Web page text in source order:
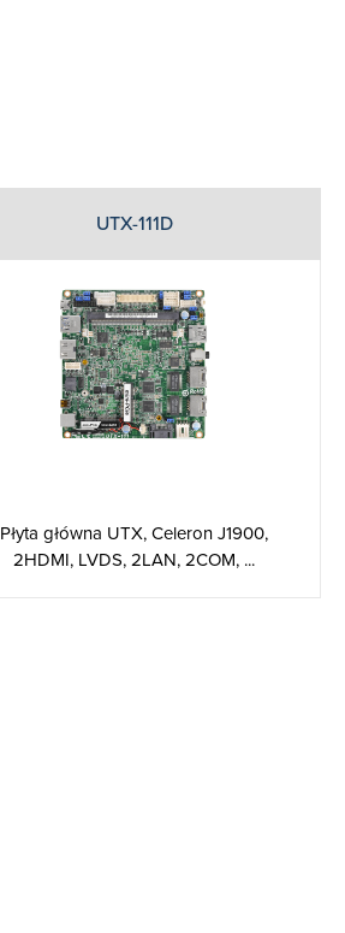
UTX-111D
Płyta główna UTX, Celeron J1900,
2HDMI, LVDS, 2LAN, 2COM, ...